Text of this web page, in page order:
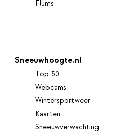
Flums
Sneeuwhoogte.nl
Top 50
Webcams
Wintersportweer
Kaarten
Sneeuwverwachting